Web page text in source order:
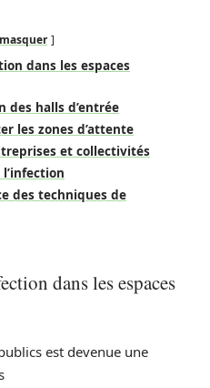
masquer
dans les espaces
des halls d’entrée
les zones d’attente
et collectivités
des techniques de
dans les espaces
est devenue une